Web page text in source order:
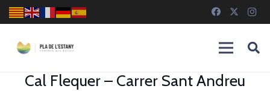
Cal Flequer – Carrer Sant Andreu